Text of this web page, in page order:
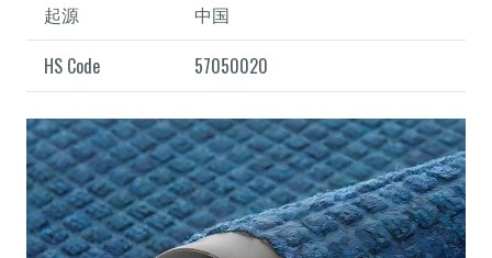
起源
中国
HS Code
57050020